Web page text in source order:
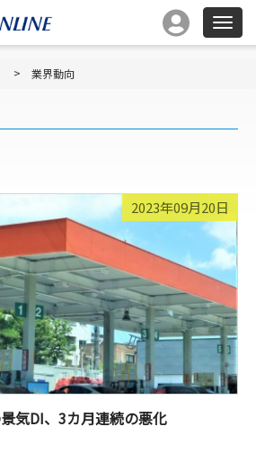
業界動向
2023年09月20日
気DI、3カ月連続の悪化